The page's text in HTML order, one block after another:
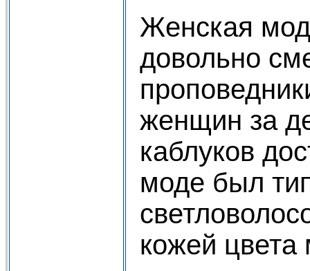
Женская
довольно
женщин за
каблуков
моде был
кожей цвета